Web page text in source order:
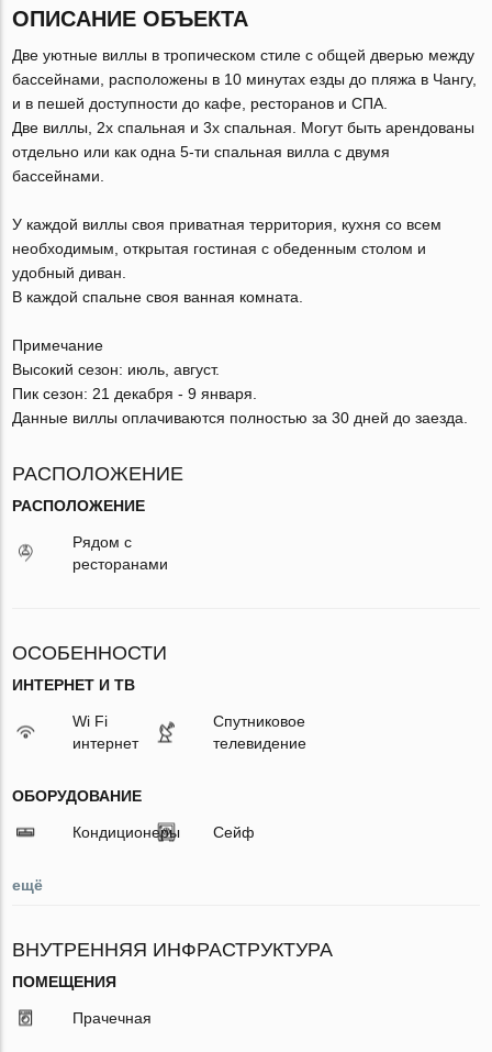
ОПИСАНИЕ ОБЪЕКТА
Две уютные виллы в тропическом стиле с общей дверью между
бассейнами, расположены в 10 минутах езды до пляжа в Чангу,
и в пешей доступности до кафе, ресторанов и СПА.
Две виллы, 2х спальная и 3х спальная. Могут быть арендованы
отдельно или как одна 5-ти спальная вилла с двумя
бассейнами.
У каждой виллы своя приватная территория, кухня со всем
необходимым, открытая гостиная с обеденным столом и
удобный диван.
В каждой спальне своя ванная комната.
Примечание
Высокий сезон: июль, август.
Пик сезон: 21 декабря - 9 января.
Данные виллы оплачиваются полностью за 30 дней до заезда.
РАСПОЛОЖЕНИЕ
РАСПОЛОЖЕНИЕ
Рядом с
ресторанами
ОСОБЕННОСТИ
ИНТЕРНЕТ И ТВ
Wi Fi
интернет
Спутниковое
телевидение
ОБОРУДОВАНИЕ
Кондиционеры Сейф
ещё
ВНУТРЕННЯЯ ИНФРАСТРУКТУРА
ПОМЕЩЕНИЯ
Прачечная